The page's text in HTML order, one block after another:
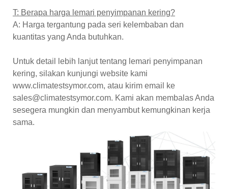
T: Berapa harga lemari penyimpanan kering?
A: Harga tergantung pada seri kelembaban dan
kuantitas yang Anda butuhkan.
Untuk detail lebih lanjut tentang lemari penyimpanan
kering, silakan kunjungi website kami
www.climatestsymor.com, atau kirim email ke
sales@climatestsymor.com. Kami akan membalas Anda
sesegera mungkin dan menyambut kemungkinan kerja
sama.